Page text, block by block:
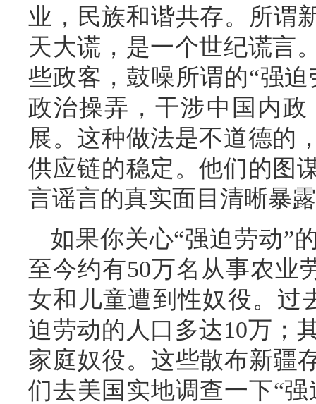
业，民族和谐共存。所谓
天大谎，是一个世纪谎言
些政客，鼓噪所谓的“强
政治操弄，干涉中国内
展。这种做法是不道德的
供应链的稳定。他们的图
言谣言的真实面目清晰暴
如果你关心“强迫劳动”
至今约有50万名从事农业
女和儿童遭到性奴役。过
迫劳动的人口多达10万；
家庭奴役。这些散布新疆
们去美国实地调查一下“